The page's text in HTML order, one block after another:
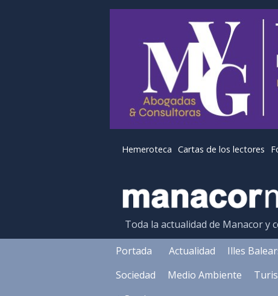
Hemeroteca Cartas de los lectores
Toda la actualidad de Manacor y
Portada Actualidad Illes
Sociedad
Medio Ambiente